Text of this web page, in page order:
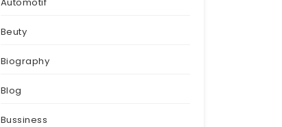
Beuty
Biography
Blog
Bussiness